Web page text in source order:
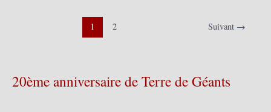
Calendrier
1 2 Suivant →
20ème anniversaire de Terre de Géants